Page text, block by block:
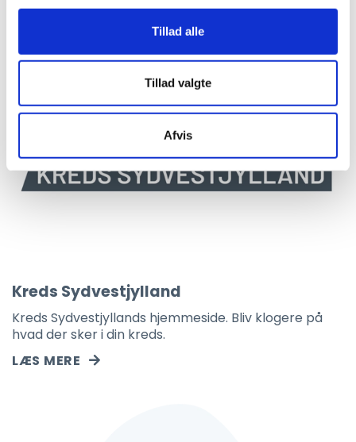
Tillad alle
Tillad valgte
Afvis
Kreds Sydvestjylland
Kreds Sydvestjyllands hjemmeside. Bliv klogere på
hvad der sker i din kreds.
LÆS MERE